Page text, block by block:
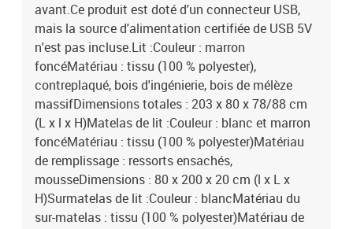
avant.Ce produit est doté d'un connecteur USB,
mais la source d'alimentation certifiée de USB 5V
n'est pas incluse.Lit :Couleur : marron
foncéMatériau : tissu (100 % polyester),
contreplaqué, bois d'ingénierie, bois de mélèze
massifDimensions totales : 203 x 80 x 78/88 cm
(L x l x H)Matelas de lit :Couleur : blanc et marron
foncéMatériau : tissu (100 % polyester)Matériau
de remplissage : ressorts ensachés,
mousseDimensions : 80 x 200 x 20 cm (l x L x
H)Surmatelas de lit :Couleur : blancMatériau du
sur-matelas : tissu (100 % polyester)Matériau de